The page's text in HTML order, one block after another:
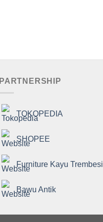
PARTNERSHIP
TOKOPEDIA
SHOPEE
Furniture Kayu Trembesi
Bawu Antik